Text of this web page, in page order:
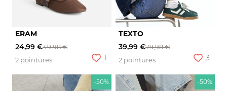
ERAM
24,99 €49,98 €
2 pointures
1
TEXTO
39,99 €79,98 €
2 pointures
3
-50% -50%